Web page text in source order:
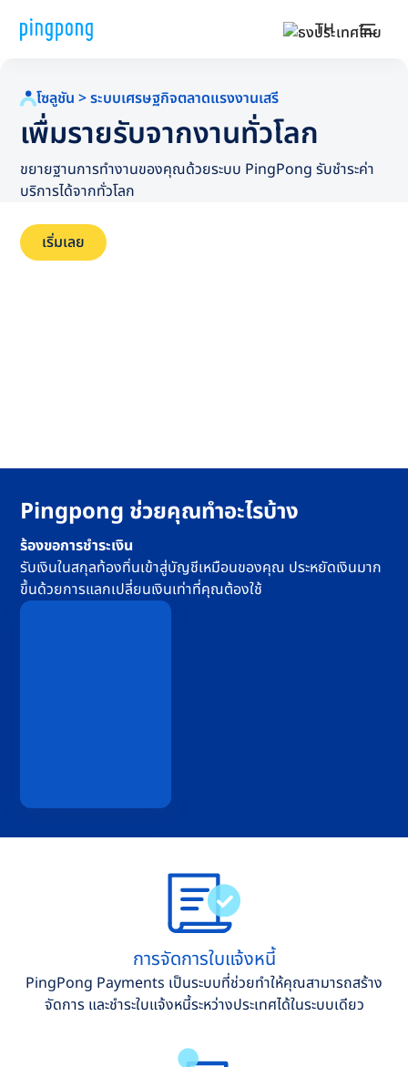
TH
โซลูชัน > ระบบเศรษฐกิจตลาดแรงงานเสรี
เพื่มรายรับจากงานทั่วโลก
ขยายฐานการทำงานของคุณด้วยระบบ PingPong รับชำระค่า
บริการได้จากทั่วโลก
เริ่มเลย
Pingpong ช่วยคุณทำอะไรบ้าง
ร้องขอการชำระเงิน
รับเงินในสกุลท้องทิ่นเข้าสู่บัญชีเหมือนของคุณ ประหยัดเงินมาก
ขึ้นด้วยการแลกเปลี่ยนเงินเท่าที่คุณต้องใช้
การจัดการใบแจ้งหนี้
PingPong Payments เป็นระบบที่ช่วยทำให้คุณสามารถสร้าง
จัดการ และชำระใบแจ้งหนี้ระหว่างประเทศได้ในระบบเดียว